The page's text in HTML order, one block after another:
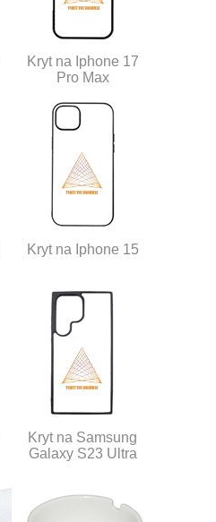
Kryt na Iphone 17
Pro Max
Kryt na Iphone 15
Kryt na Samsung
Galaxy S23 Ultra